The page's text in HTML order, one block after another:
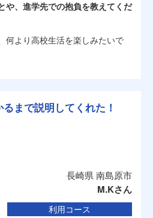
や、進学先での抱負を教えてくだ
何より高校生活を楽しみたいで
まで説明してくれた！
長崎県 南島原市
M.Kさん
利用コース